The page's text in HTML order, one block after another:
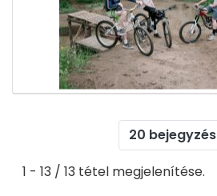
20 bejegyzés
1 - 13 / 13 tétel megjelenítése.